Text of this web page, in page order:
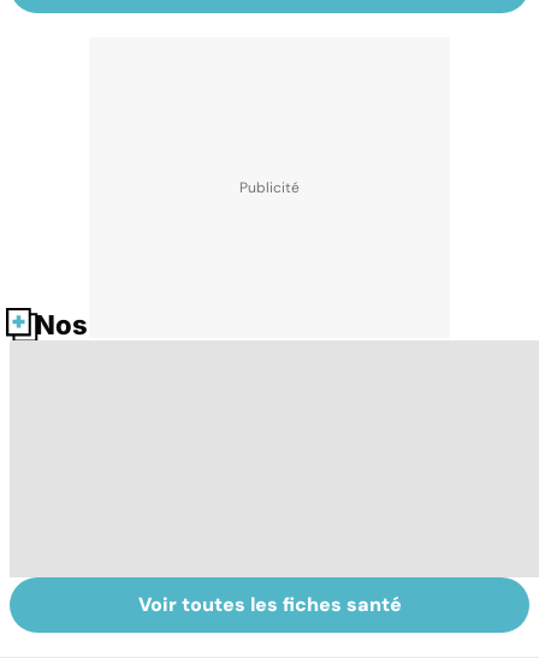
Nos fiches santé
Tout savoir sur
les infections
Inflammation des
amygdales : que
Voir toutes les fiches santé